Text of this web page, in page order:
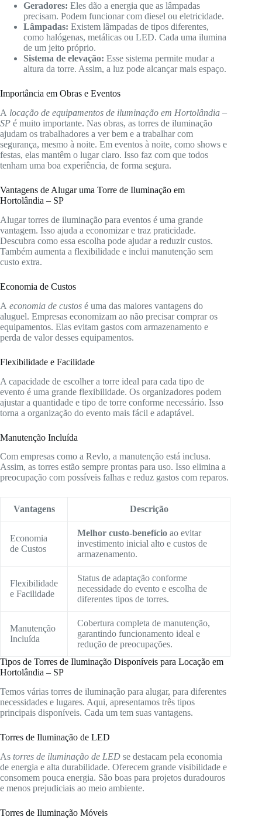
Geradores: Eles dão a energia que as lâmpadas
precisam. Podem funcionar com diesel ou eletricidade.
Lâmpadas: Existem lâmpadas de tipos diferentes,
como halógenas, metálicas ou LED. Cada uma ilumina
de um jeito próprio.
Sistema de elevação: Esse sistema permite mudar a
altura da torre. Assim, a luz pode alcançar mais espaço.
Importância em Obras e Eventos
A locação de equipamentos de iluminação em Hortolândia –
SP é muito importante. Nas obras, as torres de iluminação
ajudam os trabalhadores a ver bem e a trabalhar com
segurança, mesmo à noite. Em eventos à noite, como shows e
festas, elas mantêm o lugar claro. Isso faz com que todos
tenham uma boa experiência, de forma segura.
Vantagens de Alugar uma Torre de Iluminação em
Hortolândia – SP
Alugar torres de iluminação para eventos é uma grande
vantagem. Isso ajuda a economizar e traz praticidade.
Descubra como essa escolha pode ajudar a reduzir custos.
Também aumenta a flexibilidade e inclui manutenção sem
custo extra.
Economia de Custos
A economia de custos é uma das maiores vantagens do
aluguel. Empresas economizam ao não precisar comprar os
equipamentos. Elas evitam gastos com armazenamento e
perda de valor desses equipamentos.
Flexibilidade e Facilidade
A capacidade de escolher a torre ideal para cada tipo de
evento é uma grande flexibilidade. Os organizadores podem
ajustar a quantidade e tipo de torre conforme necessário. Isso
torna a organização do evento mais fácil e adaptável.
Manutenção Incluída
Com empresas como a Revlo, a manutenção está inclusa.
Assim, as torres estão sempre prontas para uso. Isso elimina a
preocupação com possíveis falhas e reduz gastos com reparos.
Vantagens Descrição
Economia
de Custos
Melhor custo-benefício ao evitar
investimento inicial alto e custos de
armazenamento.
Flexibilidade
e Facilidade
Status de adaptação conforme
necessidade do evento e escolha de
diferentes tipos de torres.
Manutenção
Incluída
Cobertura completa de manutenção,
garantindo funcionamento ideal e
redução de preocupações.
Tipos de Torres de Iluminação Disponíveis para Locação em
Hortolândia – SP
Temos várias torres de iluminação para alugar, para diferentes
necessidades e lugares. Aqui, apresentamos três tipos
principais disponíveis. Cada um tem suas vantagens.
Torres de Iluminação de LED
As torres de iluminação de LED se destacam pela economia
de energia e alta durabilidade. Oferecem grande visibilidade e
consomem pouca energia. São boas para projetos duradouros
e menos prejudiciais ao meio ambiente.
Torres de Iluminação Móveis